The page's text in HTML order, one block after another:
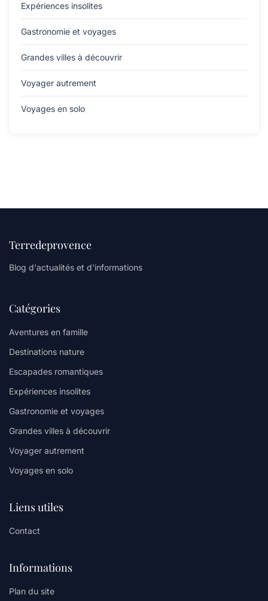
Expériences insolites
Gastronomie et voyages
Grandes villes à découvrir
Voyager autrement
Voyages en solo
Terredeprovence
Blog d'actualités et d'informations
Catégories
Aventures en famille
Destinations nature
Escapades romantiques
Expériences insolites
Gastronomie et voyages
Grandes villes à découvrir
Voyager autrement
Voyages en solo
Liens utiles
Contact
Informations
Plan du site